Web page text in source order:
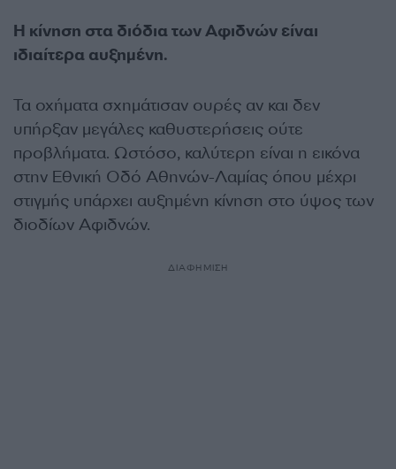
Η κίνηση στα διόδια των Αφιδνών είναι
ιδιαίτερα αυξημένη.
Τα οχήματα σχημάτισαν ουρές αν και δεν
υπήρξαν μεγάλες καθυστερήσεις ούτε
προβλήματα. Ωστόσο, καλύτερη είναι η εικόνα
στην Εθνική Οδό Αθηνών-Λαμίας όπου μέχρι
στιγμής υπάρχει αυξημένη κίνηση στο ύψος των
διοδίων Αφιδνών.
ΔΙΑΦΗΜΙΣΗ